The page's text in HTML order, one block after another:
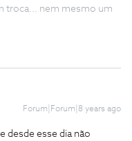
troca... nem mesmo um
Forum|Forum|8 years ago
desde esse dia não